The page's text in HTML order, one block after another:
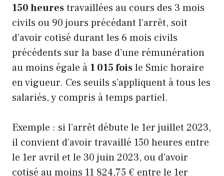
150 heurestravaillées au cours des 3 mois
civils ou 90 jours précédant l’arrêt, soit
d’avoir cotisé durant les 6 mois civils
précédents sur la base d’une rémunération
au moins égale à 1 015 foisle Smic horaire
en vigueur. Ces seuils s’appliquent à tous les
salariés, y compris à temps partiel.
Exemple : si l’arrêt débute le 1er juillet 2023,
il convient d’avoir travaillé 150 heures entre
le 1er avril et le 30 juin 2023, ou d’avoir
cotisé au moins 11 824,75 € entre le 1er